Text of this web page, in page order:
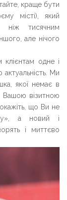
краще бути
місті), який
ніж тисячним
але нічого
одне і
Ми
якої немає в
Вашою візитною
що Ви не
а новий і
і миттєво